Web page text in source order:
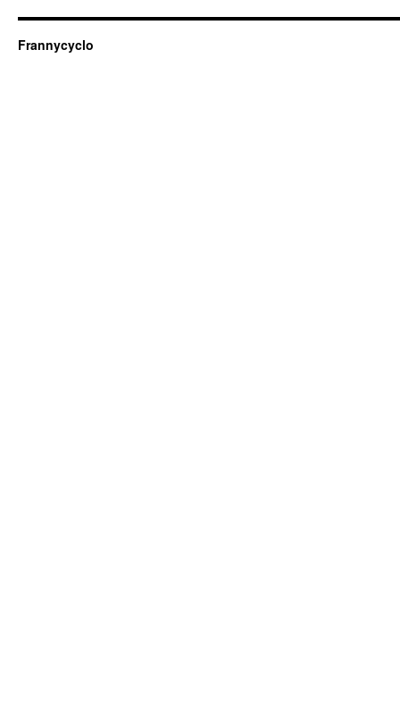
Frannycyclo